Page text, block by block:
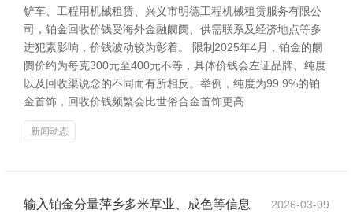
铲车、工程用机械租赁、兴义市明德工程机械租赁服务有限公
司，铂金回收价钱受海外金融阛阓、供需联系及经济地点等多
进犯素影响，价钱波动较为彰着。 限制2025年4月，铂金的阛
阓价约为每克300元至400元不等，具体价钱会左证品牌、纯度
以及回收渠说念的不同而有所相反。举例，纯度为99.9%的铂
金首饰，回收价钱频繁会比世俗合金首饰更高
新闻动态
输入铂金分量萍乡多米草业、成色等信息 2026-03-09